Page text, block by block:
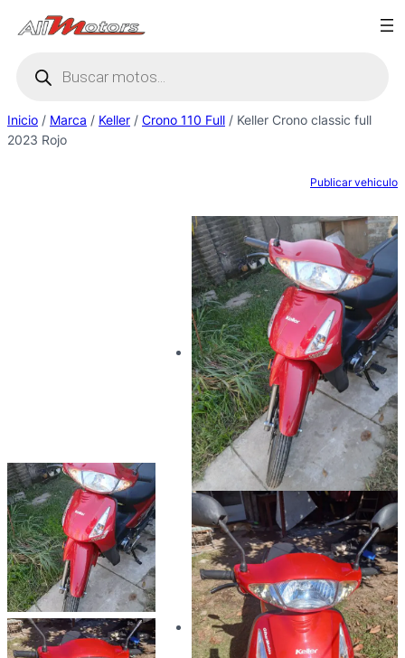
Saltar
al
productos
Inicio / Marca / Keller / Crono 110 Full / Keller Crono classic full
2023 Rojo
Publicar vehiculo